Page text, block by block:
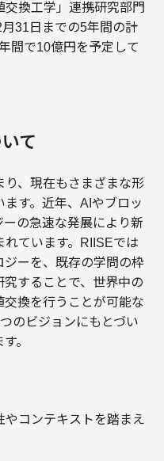
交換工学」連携研究部門
31日までの5年間の計
間で10億円を予定して
て
り、現在もさまざまな形
す。近年、AIやブロッ
の急速な発展により新
ています。RIISEでは
ジーを、既存の学問の枠
することで、世界中の
交換を行うことが可能な
のビジョンにもとづい
。
やコンテキストを踏まえ